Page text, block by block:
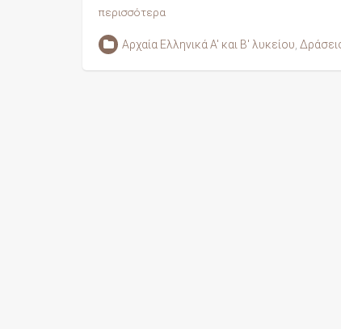
περισσότερα
Αρχαία Ελληνικά Α' και Β' λυκείου